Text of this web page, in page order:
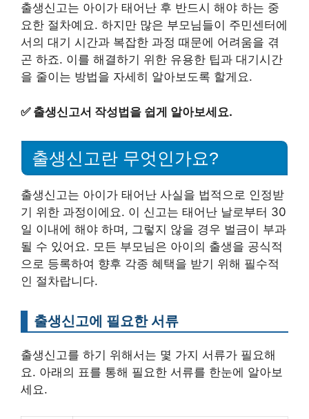
출생신고는 아이가 태어난 후 반드시 해야 하는 중
요한 절차예요. 하지만 많은 부모님들이 주민센터에
서의 대기 시간과 복잡한 과정 때문에 어려움을 겪
곤 하죠. 이를 해결하기 위한 유용한 팁과 대기시간
을 줄이는 방법을 자세히 알아보도록 할게요.
✅ 출생신고서 작성법을 쉽게 알아보세요.
출생신고란 무엇인가요?
출생신고는 아이가 태어난 사실을 법적으로 인정받
기 위한 과정이에요. 이 신고는 태어난 날로부터 30
일 이내에 해야 하며, 그렇지 않을 경우 벌금이 부과
될 수 있어요. 모든 부모님은 아이의 출생을 공식적
으로 등록하여 향후 각종 혜택을 받기 위해 필수적
인 절차랍니다.
출생신고에 필요한 서류
출생신고를 하기 위해서는 몇 가지 서류가 필요해
요. 아래의 표를 통해 필요한 서류를 한눈에 알아보
세요.